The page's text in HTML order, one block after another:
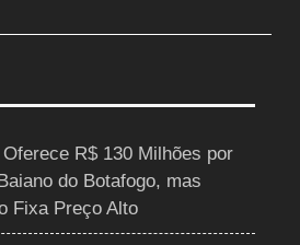
R$ 130 Milhões por
do Botafogo, mas
Fixa Preço Alto